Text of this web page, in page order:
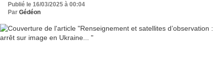
Publié le 16/03/2025 à 00:04
Par Gédéon